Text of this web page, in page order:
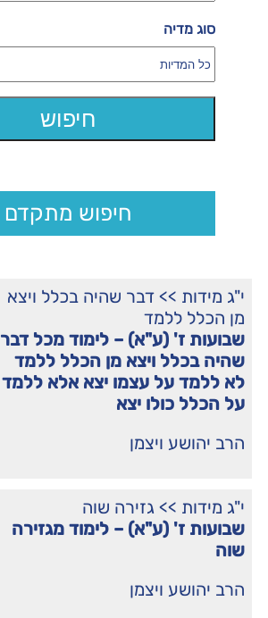
י"ג מידות >> דבר שהיה בכלל ויצא
מן הכלל ללמד
שבועות ז' (ע"א) – לימוד מכל דבר
שהיה בכלל ויצא מן הכלל ללמד
לא ללמד על עצמו יצא אלא ללמד
על הכלל כולו יצא
הרב יהושע ויצמן
י"ג מידות >> גזירה שוה
שבועות ז' (ע"א) – לימוד מגזירה
שוה
הרב יהושע ויצמן
סוג מדיה
חיפוש מתקדם